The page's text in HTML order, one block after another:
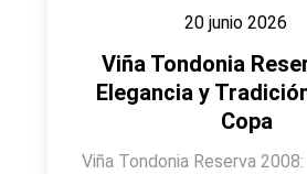
20 junio 2026
Viña Tondonia
Elegancia y
Copa
Viña Tondonia Reserva